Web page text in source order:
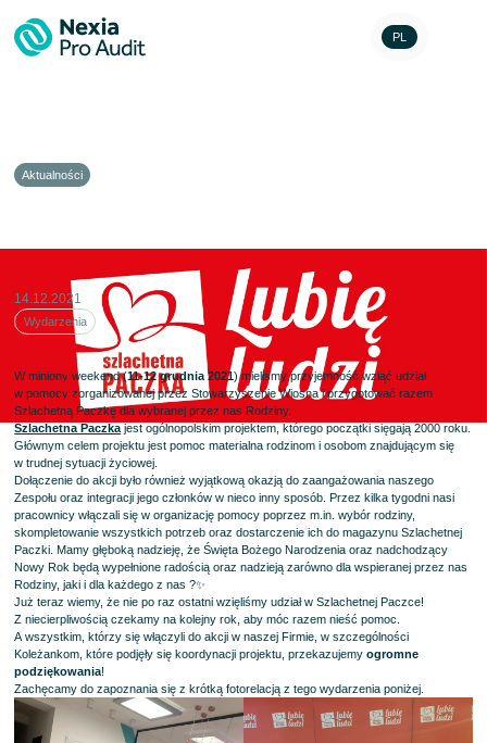
PL
Aktualności
14.12.2021
Wydarzenia
W miniony weekend (11-12 grudnia 2021) mieliśmy przyjemność wziąć udział
w pomocy zorganizowanej przez Stowarzyszenie Wiosna i przygotować razem
Szlachetną Paczkę dla wybranej przez nas Rodziny.
Szlachetna Paczka jest ogólnopolskim projektem, którego początki sięgają 2000 roku.
Głównym celem projektu jest pomoc materialna rodzinom i osobom znajdującym się
w trudnej sytuacji życiowej.
Dołączenie do akcji było również wyjątkową okazją do zaangażowania naszego
Zespołu oraz integracji jego członków w nieco inny sposób. Przez kilka tygodni nasi
pracownicy włączali się w organizację pomocy poprzez m.in. wybór rodziny,
skompletowanie wszystkich potrzeb oraz dostarczenie ich do magazynu Szlachetnej
Paczki. Mamy głęboką nadzieję, że Święta Bożego Narodzenia oraz nadchodzący
Nowy Rok będą wypełnione radością oraz nadzieją zarówno dla wspieranej przez nas
Rodziny, jaki i dla każdego z nas ?✨
Już teraz wiemy, że nie po raz ostatni wzięliśmy udział w Szlachetnej Paczce!
Z niecierpliwością czekamy na kolejny rok, aby móc razem nieść pomoc.
A wszystkim, którzy się włączyli do akcji w naszej Firmie, w szczególności
Koleżankom, które podjęły się koordynacji projektu, przekazujemyogromne
podziękowania!
Zachęcamy do zapoznania się z krótką fotorelacją z tego wydarzenia poniżej.